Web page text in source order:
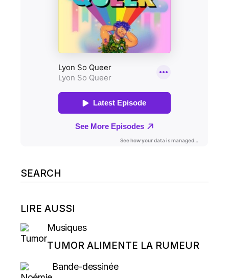
Search
for:
LIRE AUSSI
Musiques
TUMOR ALIMENTE LA RUMEUR
Bande-dessinée